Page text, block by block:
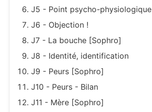
J5 - Point psycho-physiologique
J6 - Objection !
J7 - La bouche [Sophro]
J8 - Identité, identification
J9 - Peurs [Sophro]
J10 - Peurs - Bilan
J11 - Mère [Sophro]